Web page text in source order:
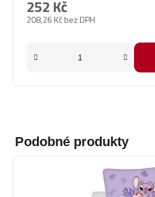
208,26 Kč bez DPH
252 Kč
Podobné produkty